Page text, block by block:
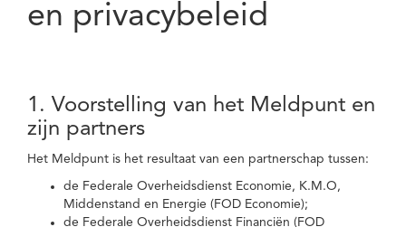
en privacybeleid
1. Voorstelling van het Meldpunt en
zijn partners
Het Meldpunt is het resultaat van een partnerschap tussen:
de Federale Overheidsdienst Economie, K.M.O,
Middenstand en Energie (FOD Economie);
de Federale Overheidsdienst Financiën (FOD